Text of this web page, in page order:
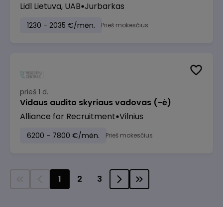
Lidl Lietuva, UAB Jurbarkas
1230 - 2035 €/mėn. Prieš mokesčius
prieš 1 d.
Vidaus audito skyriaus vadovas (-ė)
Alliance for Recruitment Vilnius
6200 - 7800 €/mėn. Prieš mokesčius
1 2 3